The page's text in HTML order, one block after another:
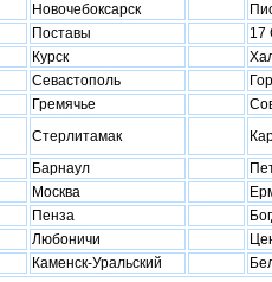
Новочебоксарск
Поставы 17
Курск
Севастополь
Гремячье
Стерлитамак
Барнаул
Москва
Пенза
Любоничи
Каменск-Уральский